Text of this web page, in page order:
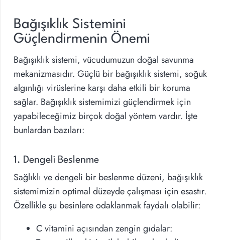
Bağışıklık Sistemini
Güçlendirmenin Önemi
Bağışıklık sistemi, vücudumuzun doğal savunma
mekanizmasıdır. Güçlü bir bağışıklık sistemi, soğuk
algınlığı virüslerine karşı daha etkili bir koruma
sağlar. Bağışıklık sistemimizi güçlendirmek için
yapabileceğimiz birçok doğal yöntem vardır. İşte
bunlardan bazıları:
1. Dengeli Beslenme
Sağlıklı ve dengeli bir beslenme düzeni, bağışıklık
sistemimizin optimal düzeyde çalışması için esastır.
Özellikle şu besinlere odaklanmak faydalı olabilir:
C vitamini açısından zengin gıdalar: